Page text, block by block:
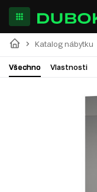
Katalog nábytku
Všechno Vlastnosti